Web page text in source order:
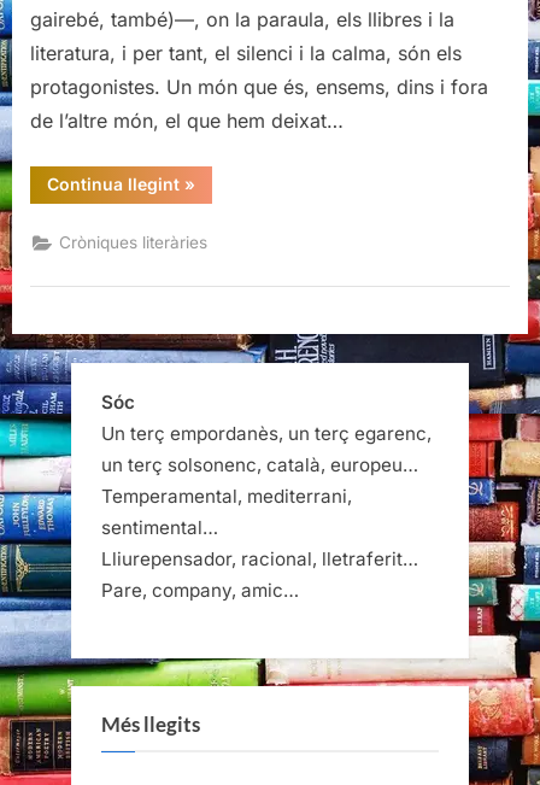
del
llibre:
El
poble
gairebé, també)—, on la paraula, els llibres i la
literatura, i per tant, el silenci i la calma, són els
protagonistes. Un món que és, ensems, dins i fora
de l’altre món, el que hem deixat…
Continua llegint“8a
Edició
Vila
del
El
llibres”
»
Cròniques literàries
Sóc
Un terç empordanès, un terç egarenc,
un terç solsonenc, català, europeu…
Temperamental, mediterrani,
sentimental…
Lliurepensador, racional, lletraferit…
Pare, company, amic…
Més llegits